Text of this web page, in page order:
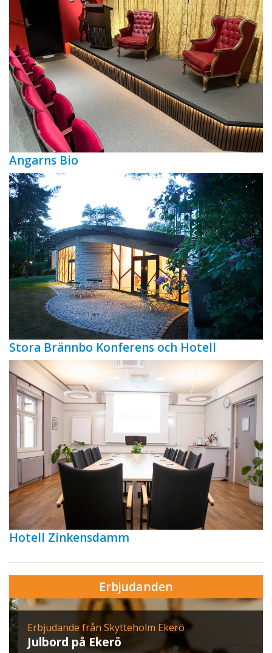
Angarns Bio
Stora Brännbo Konferens och Hotell
Hotell Zinkensdamm
Erbjudanden
Erbjudande från Skytteholm Ekerö
Julbord på Ekerö